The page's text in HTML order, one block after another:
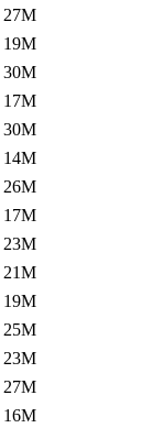
27M
19M
30M
17M
30M
14M
26M
17M
23M
21M
19M
25M
23M
27M
16M